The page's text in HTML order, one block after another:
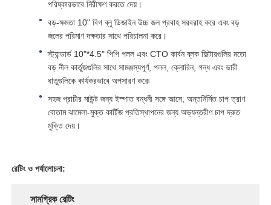
ফিল্টার কন্ট্রোল ভালভ
সোলেনয়েড ভালভ
চাপ পরিমাপক
প্রবাহ মিটার
RO বন্ধনী
পরিষ্কারভাবে নিরীক্ষণ করতে দেয়।
বড়-ক্ষমতা 10" বিগ ব্লু ডিজাইন উচ্চ জল প্রবাহ সরবরাহ করে এবং বড়
জলের পরিমাণ দক্ষতার সাথে পরিচালনা করে।
স্ট্যান্ডার্ড 10"*4.5" পিপি পলল এবং CTO কার্বন ব্লক ফিল্টারগুলির মতো
বড় নীল কার্তুজগুলির সাথে সামঞ্জস্যপূর্ণ, পলল, ক্লোরিন, গন্ধ এবং ভারী
ধাতুগুলিকে কার্যকরভাবে অপসারণ করে৷
সহজ প্রাচীর মাউন্ট জন্য ইস্পাত বন্ধনী সঙ্গে আসে; অন্তর্নির্মিত চাপ ত্রাণ
বোতাম ঝামেলা-মুক্ত কার্টিজ প্রতিস্থাপনের জন্য অভ্যন্তরীণ চাপ দ্রুত
মুক্তি দেয়।
রেটিং ও পর্যালোচনা:
সামগ্রিক রেটিং